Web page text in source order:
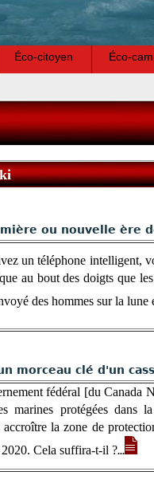
Éco-citoyen Éco-
ou nouvelle ère
un téléphone intelligent,
au bout des doigts que
des hommes sur la lune
morceau clé d'un
fédéral [du Canada
marines protégées dans
accroître la zone de
Cela suffira-t-il ?...